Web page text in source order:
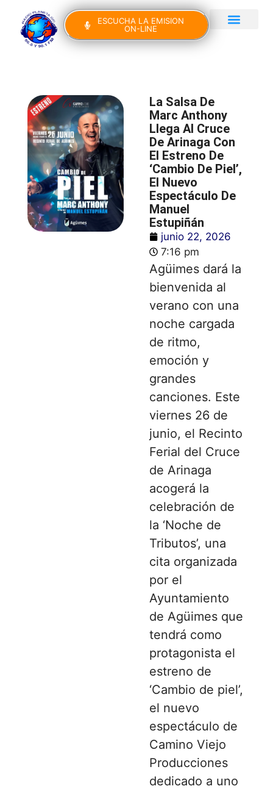
ESCUCHA LA EMISION
ON-LINE
La Salsa De
Marc Anthony
Llega Al Cruce
De Arinaga Con
El Estreno De
‘Cambio De Piel’,
El Nuevo
Espectáculo De
Manuel
Estupiñán
junio 22, 2026
7:16 pm
Agüimes dará la
bienvenida al
verano con una
noche cargada
de ritmo,
emoción y
grandes
canciones. Este
viernes 26 de
junio, el Recinto
Ferial del Cruce
de Arinaga
acogerá la
celebración de
la ‘Noche de
Tributos’, una
cita organizada
por el
Ayuntamiento
de Agüimes que
tendrá como
protagonista el
estreno de
‘Cambio de piel’,
el nuevo
espectáculo de
Camino Viejo
Producciones
dedicado a uno